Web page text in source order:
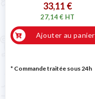
33,11 €
27,14 € HT
Ajouter au panier
* Commande traitée sous 24h